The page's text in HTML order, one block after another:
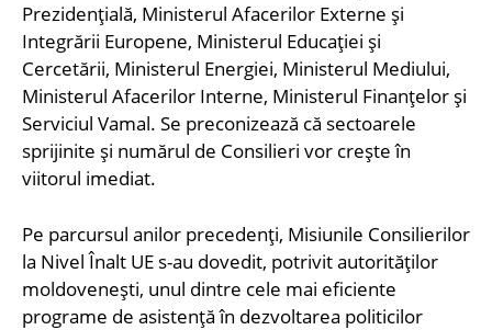
Prezidențială, Ministerul Afacerilor Externe și
Integrării Europene, Ministerul Educației și
Cercetării, Ministerul Energiei, Ministerul Mediului,
Ministerul Afacerilor Interne, Ministerul Finanțelor și
Serviciul Vamal. Se preconizează că sectoarele
sprijinite și numărul de Consilieri vor crește în
viitorul imediat.
Pe parcursul anilor precedenți, Misiunile Consilierilor
la Nivel Înalt UE s-au dovedit, potrivit autorităților
moldovenești, unul dintre cele mai eficiente
programe de asistență în dezvoltarea politicilor